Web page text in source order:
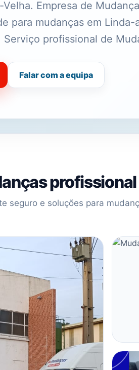
Empresa de
para mudanças em
profissional de
Falar com a equipa
profissional
seguro e soluções para